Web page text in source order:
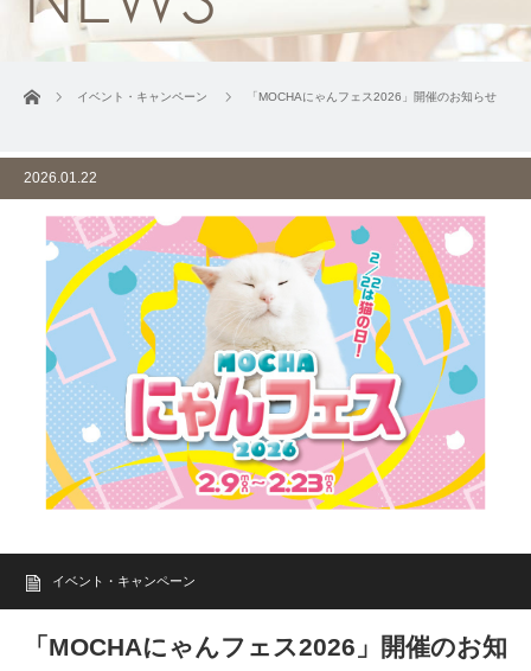
ホーム イベント・キャンペーン 「MOCHAにゃんフェス2026」開催のお知らせ
2026.01.22
イベント・キャンペーン
「MOCHAにゃんフェス2026」開催のお知